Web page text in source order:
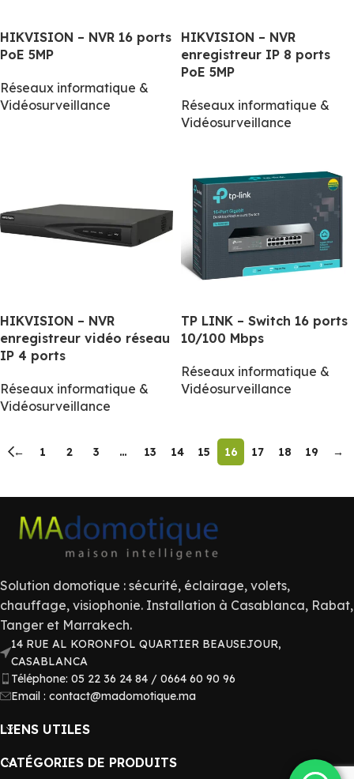
HIKVISION – NVR 16 ports
PoE 5MP
Réseaux informatique &
Vidéosurveillance
HIKVISION – NVR
enregistreur IP 8 ports
PoE 5MP
Réseaux informatique &
Vidéosurveillance
HIKVISION – NVR
enregistreur vidéo réseau
IP 4 ports
Réseaux informatique &
Vidéosurveillance
TP LINK – Switch 16 ports
10/100 Mbps
Réseaux informatique &
Vidéosurveillance
← 1 2 3 … 13 14 15 16 17 18 19 →
Solution domotique : sécurité, éclairage, volets,
chauffage, visiophonie. Installation à Casablanca, Rabat,
Tanger et Marrakech.
14 RUE AL KORONFOL QUARTIER BEAUSEJOUR,
CASABLANCA
Téléphone: 05 22 36 24 84 / 0664 60 90 96
Email : contact@madomotique.ma
LIENS UTILES
CATÉGORIES DE PRODUITS